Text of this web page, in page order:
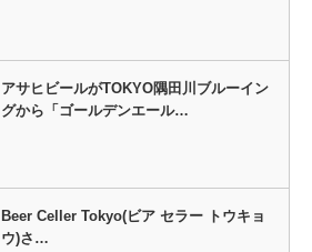
アサヒビールがTOKYO隅田川ブルーイン
グから「ゴールデンエール…
Beer Celler Tokyo(ビア セラー トウキョ
ウ)さ…